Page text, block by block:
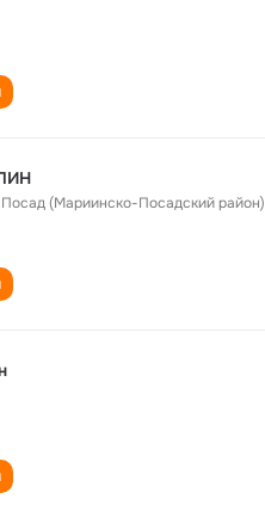
(Мариинско-Посадский район)